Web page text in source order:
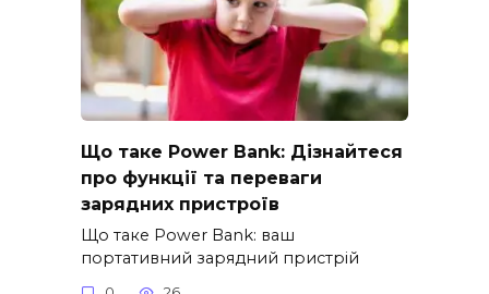
Що таке Power Bank: Дізнайтеся
про функції та переваги
зарядних пристроїв
Що таке Power Bank: ваш
портативний зарядний пристрій